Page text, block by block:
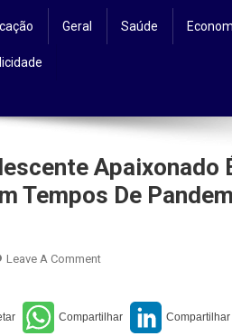
Geral Saúde
Apaixonado
Tempos De
Leave A CommentOn
Um